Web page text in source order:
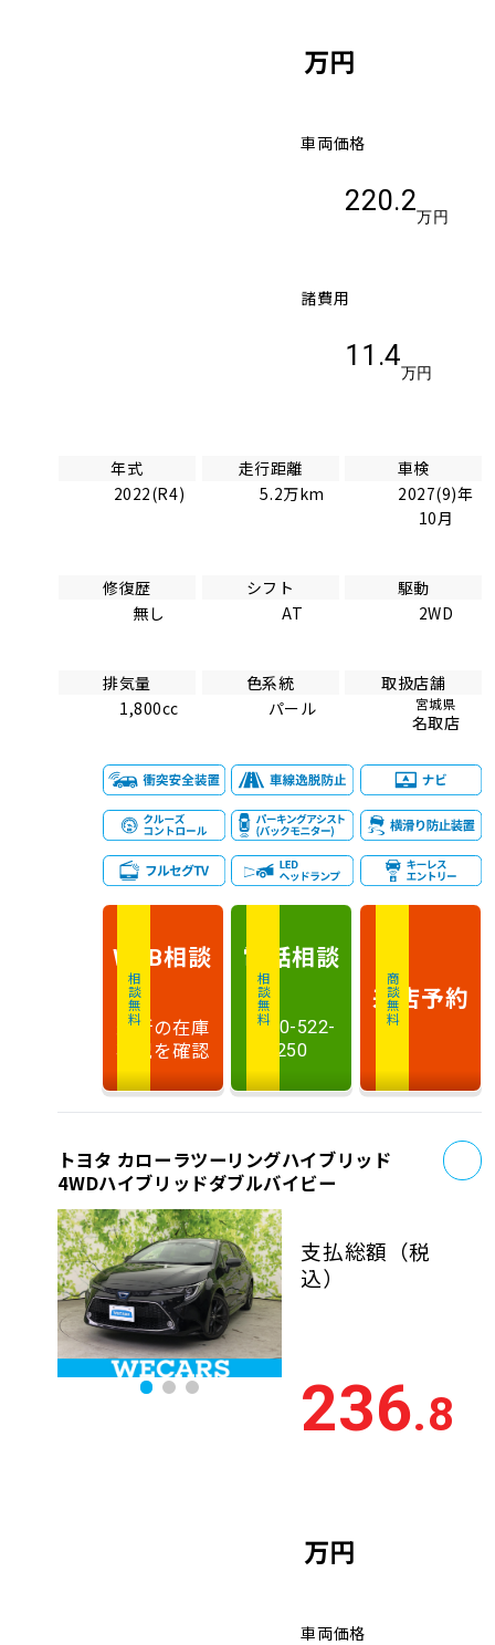
万円
車両価格
220.2
万円
諸費用
11.4
万円
年式
2022(R4)
走行距離
5.2万km
車検
2027(9)年
10月
修復歴
無し
シフト
AT
駆動
2WD
排気量
1,800cc
色系統
パール
取扱店舗
宮城県
名取店
相談無料
WEB相談
最新の在庫
状況を確認
相談無料
電話相談
0120-522-
250
商談無料
来店予約
トヨタ カローラツーリングハイブリッド
4WDハイブリッドダブルバイビー
支払総額 （税
込）
236.8
万円
車両価格